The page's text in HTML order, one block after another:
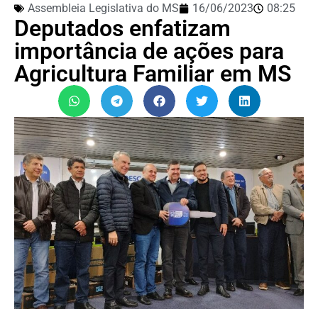
Assembleia Legislativa do MS 16/06/2023 08:25
Deputados enfatizam
importância de ações para
Agricultura Familiar em MS